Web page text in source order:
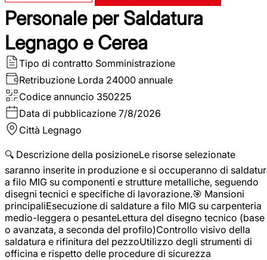
Personale per Saldatura
Legnago e Cerea
Tipo di contratto Somministrazione
Retribuzione Lorda 24000 annuale
Codice annuncio 350225
Data di pubblicazione 7/8/2026
Città Legnago
🔍 Descrizione della posizioneLe risorse selezionate
saranno inserite in produzione e si occuperanno di
a filo MIG su componenti e strutture metalliche, seguendo
disegni tecnici e specifiche di lavorazione.🎯 Mansioni
principaliEsecuzione di saldature a filo MIG su carpenteria
medio-leggera o pesanteLettura del disegno tecnico (base
o avanzata, a seconda del profilo)Controllo visivo della
saldatura e rifinitura del pezzoUtilizzo degli strumenti di
officina e rispetto delle procedure di sicurezza